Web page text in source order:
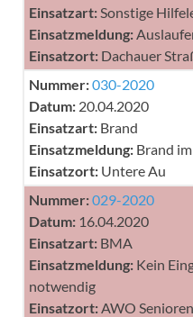
Einsatzart: Sonstige
Einsatzmeldung:
Einsatzort: Dachauer
Nummer:030-2020
Datum: 20.04.2020
Einsatzart: Brand
Einsatzmeldung: Brand
Einsatzort: Untere Au
Nummer:029-2020
Datum: 16.04.2020
Einsatzart: BMA
Einsatzmeldung: Kein
notwendig
Einsatzort: AWO